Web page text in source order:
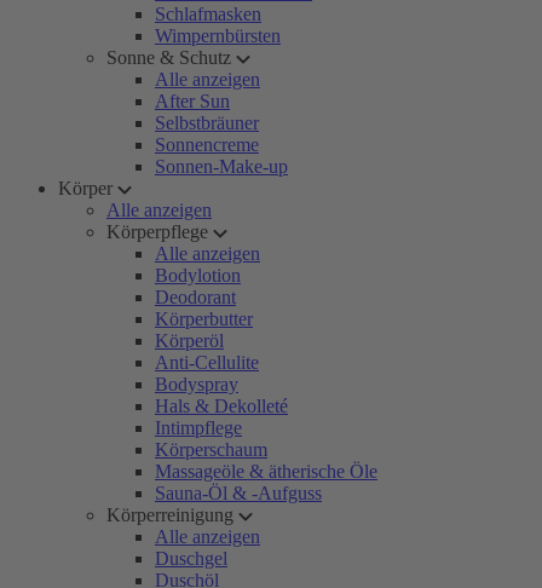
Schlafmasken
Wimpernbürsten
Sonne & Schutz
Alle anzeigen
After Sun
Selbstbräuner
Sonnencreme
Sonnen-Make-up
Körper
Alle anzeigen
Körperpflege
Alle anzeigen
Bodylotion
Deodorant
Körperbutter
Körperöl
Anti-Cellulite
Bodyspray
Hals & Dekolleté
Intimpflege
Körperschaum
Massageöle & ätherische Öle
Sauna-Öl & -Aufguss
Körperreinigung
Alle anzeigen
Duschgel
Duschöl